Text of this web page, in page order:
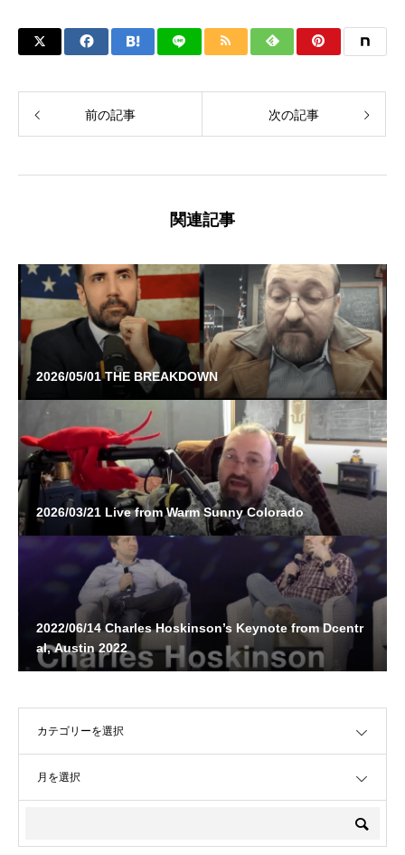
前の記事 次の記事
関連記事
2026/05/01 THE BREAKDOWN
2026/03/21 Live from Warm Sunny Colorado
2022/06/14 Charles Hoskinson’s Keynote from Dcentr
al, Austin 2022